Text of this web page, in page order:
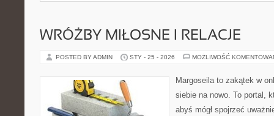
WRÓŻBY MIŁOSNE I RELACJE
POSTED BY ADMIN STY - 25 - 2026 MOŻLIWOŚĆ
Margoseila to zakątek w
siebie na nowo. To portal,
abyś mógł spojrzeć